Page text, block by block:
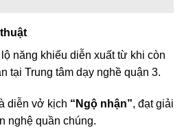
năng khiếu diễn xuất từ khi còn
tại Trung tâm dạy nghề quận 3.
diễn vở kịch “Ngộ nhận”, đạt giải
nghệ quần chúng.